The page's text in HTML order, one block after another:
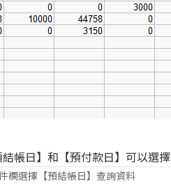
帳日】和【預付款日】可以選擇
欄選擇【預結帳日】查詢資料